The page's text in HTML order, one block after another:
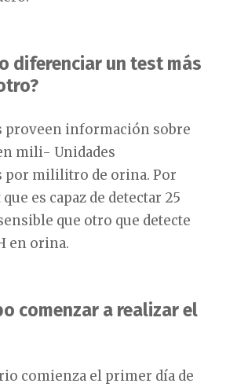
diferenciar un test más
proveen información sobre
mili- Unidades
por mililitro de orina. Por
es capaz de detectar 25
que otro que detecte
en orina.
comenzar a realizar el
comienza el primer día de